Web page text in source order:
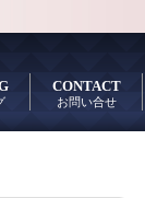
CONTACT
お問い合せ